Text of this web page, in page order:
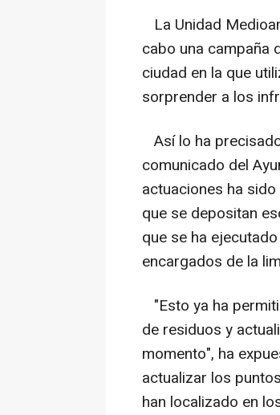
La Unidad
cabo una campaña
ciudad en la que
sorprender a los
Así lo ha
comunicado del
actuaciones ha
que se depositan
que se ha
encargados de la
"Esto ya ha
de residuos y
momento", ha
actualizar los
han localizado en